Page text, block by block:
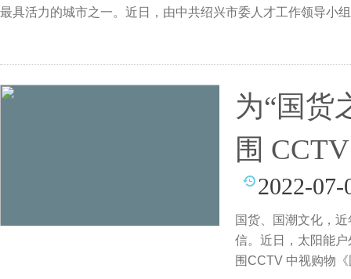
最具活力的城市之一。近日，由中共绍兴市委人才工作领导小
为“国货
围
2022-07-
国货、国潮文化，
信。近日，太阳能
围CCTV 中视购物